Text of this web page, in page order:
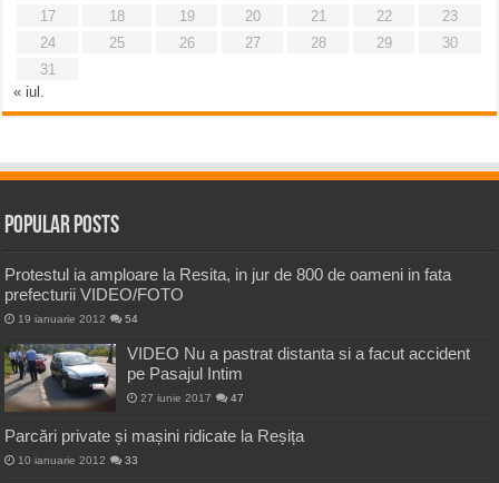
17
18 19 20 21 22
23
24
25 26 27 28 29
30
31
« iul.
Popular Posts
Protestul ia amploare la Resita, in jur de 800 de oameni in fata
prefecturii VIDEO/FOTO
19 ianuarie 2012 54
VIDEO Nu a pastrat distanta si a facut accident
pe Pasajul Intim
27 iunie 2017 47
Parcări private și mașini ridicate la Reșița
10 ianuarie 2012 33